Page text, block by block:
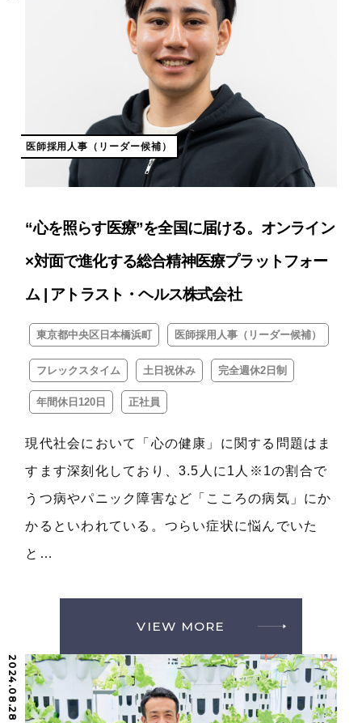
医師採用人事（リーダー候補）
“心を照らす医療”を全国に届ける。オンライン
×対面で進化する総合精神医療プラットフォー
ム | アトラスト・ヘルス株式会社
東京都中央区日本橋浜町 医師採用人事（リーダー候補）
フレックスタイム 土日祝休み 完全週休2日制
年間休日120日 正社員
現代社会において「心の健康」に関する問題はま
すます深刻化しており、3.5人に1人※1の割合で
うつ病やパニック障害など「こころの病気」にか
かるといわれている。つらい症状に悩んでいた
と…
VIEW MORE
2024.08.28